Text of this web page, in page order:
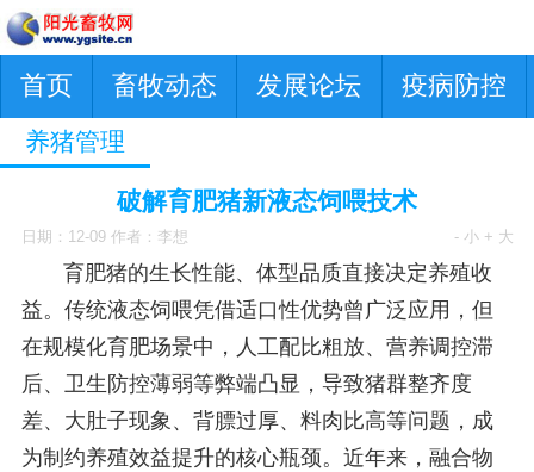
首页 畜牧动态 发展论坛 疫病防控
养猪管理
破解育肥猪新液态饲喂技术
日期：12-09 作者：李想 - 小 + 大
育肥猪的生长性能、体型品质直接决定养殖收
益。传统液态饲喂凭借适口性优势曾广泛应用，但
在规模化育肥场景中，人工配比粗放、营养调控滞
后、卫生防控薄弱等弊端凸显，导致猪群整齐度
差、大肚子现象、背膘过厚、料肉比高等问题，成
为制约养殖效益提升的核心瓶颈。近年来，融合物